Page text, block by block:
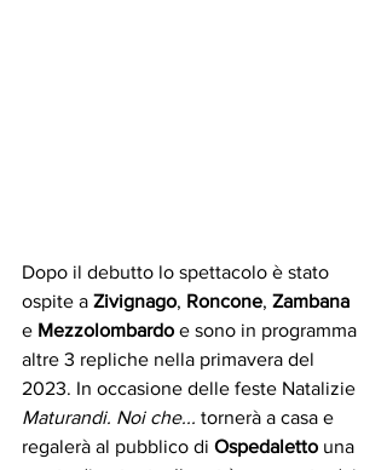
Dopo il debutto lo spettacolo è stato
ospite a Zivignago, Roncone, Zambana
e Mezzolombardo e sono in programma
altre 3 repliche nella primavera del
2023. In occasione delle feste Natalizie
Maturandi. Noi che... tornerà a casa e
regalerà al pubblico di Ospedaletto una